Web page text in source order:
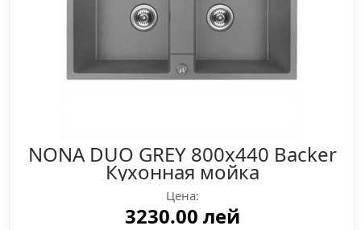
NONA DUO GREY 800x440 Backer
Кухонная мойка
Цена:
3230.00 лей